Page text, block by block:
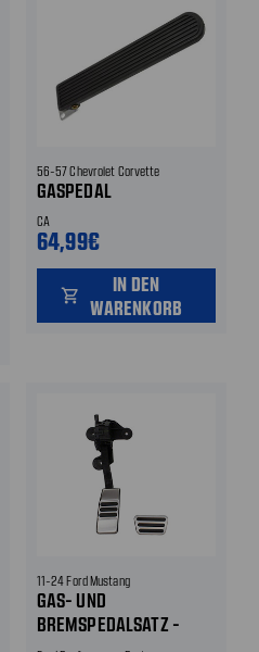
56-57 Chevrolet Corvette
GASPEDAL
CA
64,99€
shopping_cart
IN DEN
WARENKORB
11-24 Ford Mustang
GAS- UND
BREMSPEDALSATZ -